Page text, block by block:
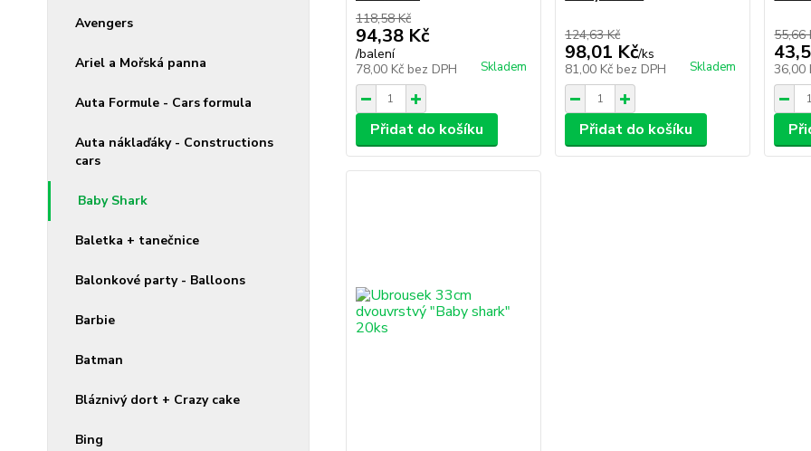
Avengers
Ariel a Mořská panna
Auta Formule - Cars formula
Auta náklaďáky - Constructions
cars
Baby Shark
Baletka + tanečnice
Balonkové party - Balloons
Barbie
Batman
Bláznivý dort + Crazy cake
Bing
118,58 Kč
94,38 Kč
/balení
78,00 Kč bez DPH Skladem
Přidat do košíku
124,63 Kč
98,01 Kč/ks
81,00 Kč bez DPH Skladem
Přidat do košíku
55,66
36,00